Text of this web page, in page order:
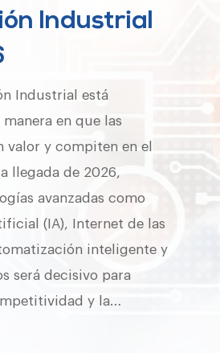
Industrial
Industrial está
en que las
valor y compiten en el
llegada de 2026,
avanzadas como
(IA), Internet de las
inteligente y
será decisivo para
y la…